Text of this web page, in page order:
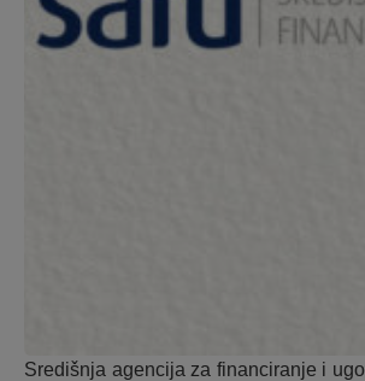
Središnja agencija za financiranje i